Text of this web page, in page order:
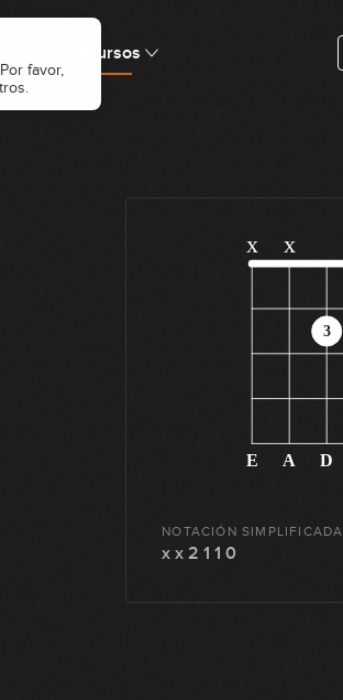
Recursos
E A D
x x
3
NOTACIÓN SIMPLIFICADA
x x 2 1 1 0